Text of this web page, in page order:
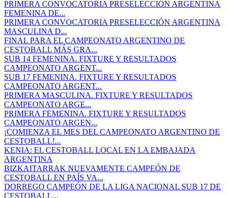
PRIMERA CONVOCATORIA PRESELECCIÓN ARGENTINA
FEMENINA DE...
PRIMERA CONVOCATORIA PRESELECCIÓN ARGENTINA
MASCULINA D...
FINAL PARA EL CAMPEONATO ARGENTINO DE
CESTOBALL MÁS GRA...
SUB 14 FEMENINA. FIXTURE Y RESULTADOS
CAMPEONATO ARGENT...
SUB 17 FEMENINA. FIXTURE Y RESULTADOS
CAMPEONATO ARGENT...
PRIMERA MASCULINA. FIXTURE Y RESULTADOS
CAMPEONATO ARGE...
PRIMERA FEMENINA. FIXTURE Y RESULTADOS
CAMPEONATO ARGEN...
¡COMIENZA EL MES DEL CAMPEONATO ARGENTINO DE
CESTOBALL!...
KENIA: EL CESTOBALL LOCAL EN LA EMBAJADA
ARGENTINA
BIZKAITARRAK NUEVAMENTE CAMPEÓN DE
CESTOBALL EN PAÍS VA...
DORREGO CAMPEÓN DE LA LIGA NACIONAL SUB 17 DE
CESTOBALL...